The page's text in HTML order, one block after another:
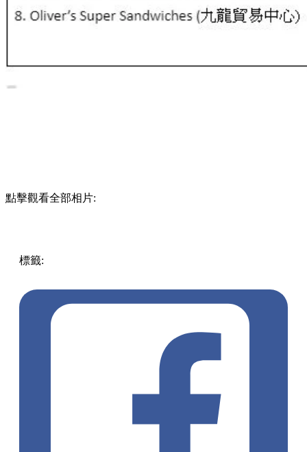
點擊觀看全部相片:
標籤: